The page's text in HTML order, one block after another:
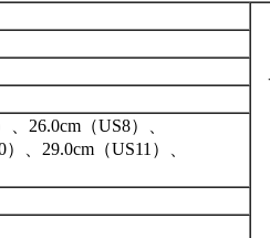
26.0cm（US8）、
、29.0cm（US11）、